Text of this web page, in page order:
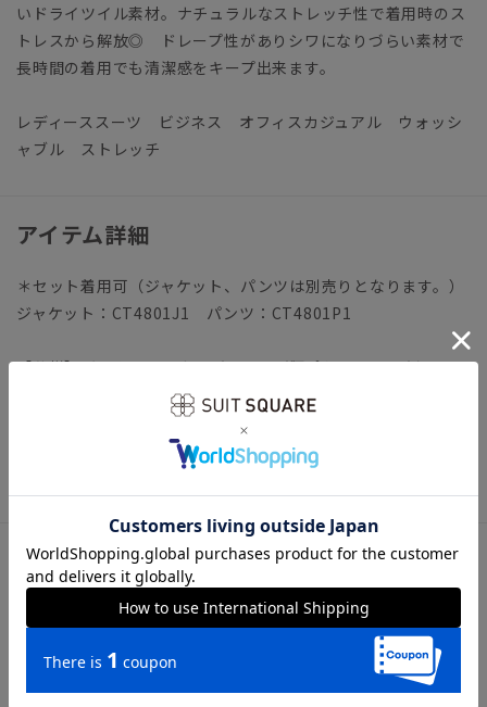
いドライツイル素材。ナチュラルなストレッチ性で着用時のス
トレスから解放◎ ドレープ性がありシワになりづらい素材で
長時間の着用でも清潔感をキープ出来ます。
レディーススーツ ビジネス オフィスカジュアル ウォッシ
ャブル ストレッチ
アイテム詳細
＊セット着用可（ジャケット、パンツは別売りとなります。）
ジャケット：CT4801J1 パンツ：CT4801P1
【仕様】バックファスナー／フレア／腰ポケット×2／ウエス
ト：バックゴム／裏地
【洗濯表示】ドライクリーニング・家庭洗濯可《洗濯機可（ネ
ット使用・弱水流）》
ウォッシャブル商品のお取扱いについて
サイズ詳細
モデル：167cm B79cm W58cm H87cm
【36】総丈79.0cm ウエスト65.0cm ヒップ99.1cm 裾幅